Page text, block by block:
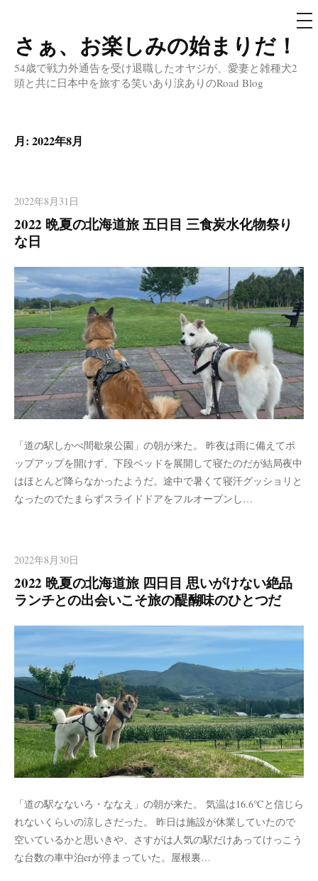
コ
ン
テ
へ
ッ
さぁ、お楽しみの始まりだ！
54歳で戦力外通告を受け退職したオヤジが、愛妻と雑種犬2
頭と共に日本中を旅する笑いあり涙ありのRoad Blog
メ
ニ
月: 2022年8月
2022年8月31日
2022 晩夏の北海道旅 五日目 三食炭水化物祭り
な日
「道の駅しかべ間歇泉公園」の朝が来た。 昨夜は雨に備えてポ
ップアップを開けず、下段ベッドを展開して寝たのだが結局夜中
はほとんど降らなかったようだ。途中で暑くて寝汗グッショリと
なったのでたまらずスライドドアをフルオープンし…
2022年8月30日
2022 晩夏の北海道旅 四日目 思いがけない絶品
ランチとの出会いこそ旅の醍醐味のひとつだ
「道の駅なないろ・ななえ」の朝が来た。 気温は16.6℃と信じら
れないくらいの涼しさだった。 昨日は施設が休業していたので
空いているかと思いきや、さすがは人気の駅だけあってけっこう
な台数の車中泊erが停まっていた。屋根裏…